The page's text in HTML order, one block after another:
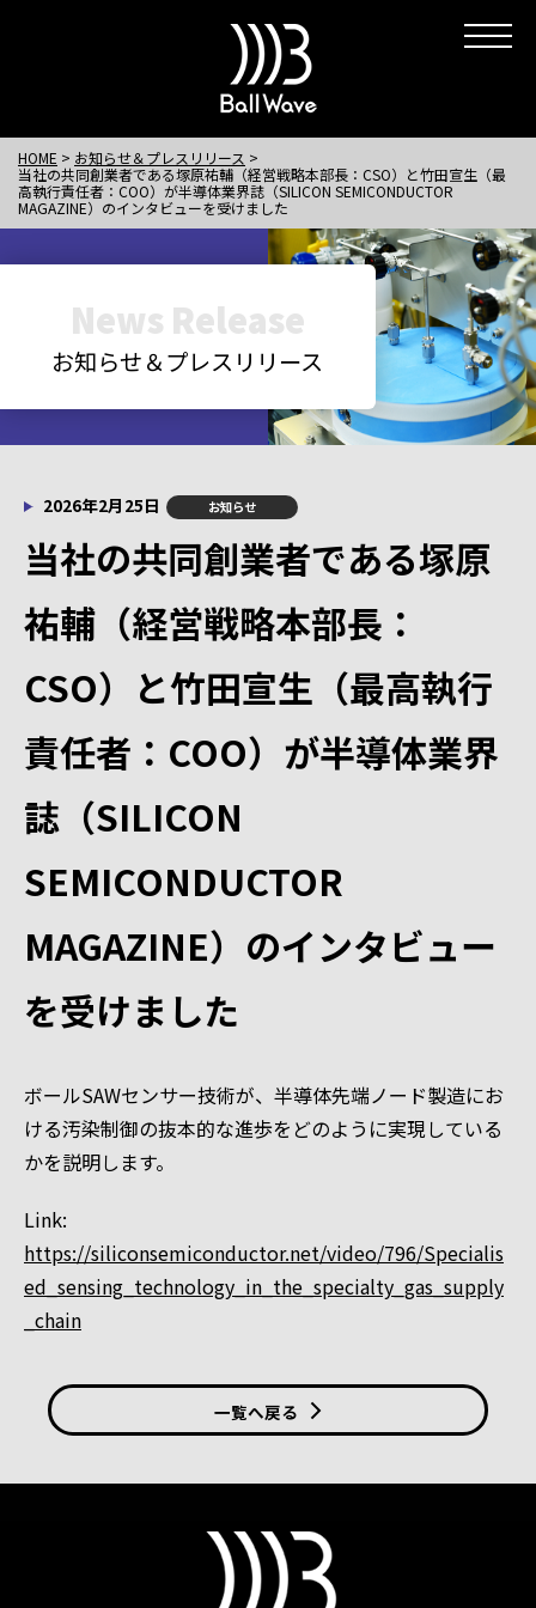
HOME
お知らせ＆プレスリリース
当社の共同創業者である塚原祐輔（経営戦略本部長：CSO）と竹田宣生（最
高執行責任者：COO）が半導体業界誌（SILICON SEMICONDUCTOR
MAGAZINE）のインタビューを受けました
News Release
お知らせ＆プレスリリース
2026年2月25日 お知らせ
当社の共同創業者である塚原
祐輔（経営戦略本部長：
CSO）と竹田宣生（最高執行
責任者：COO）が半導体業界
誌（SILICON
SEMICONDUCTOR
MAGAZINE）のインタビュー
を受けました
ボールSAWセンサー技術が、半導体先端ノード製造にお
ける汚染制御の抜本的な進歩をどのように実現している
かを説明します。
Link:
https://siliconsemiconductor.net/video/796/Specialis
ed_sensing_technology_in_the_specialty_gas_supply
_chain
一覧へ戻る